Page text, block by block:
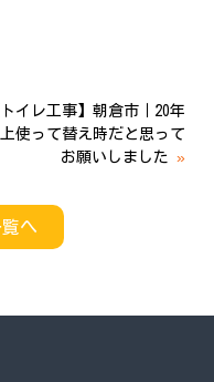
トイレ工事】朝倉市｜20年
使って替え時だと思って
お願いしました
»
へ